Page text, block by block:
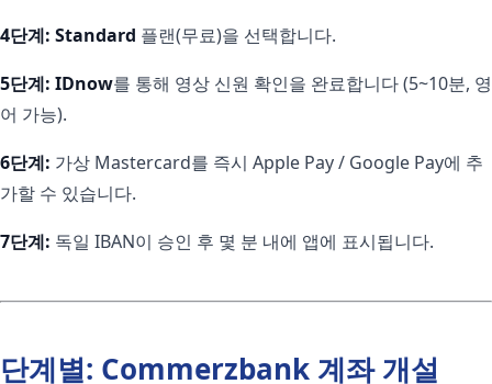
4단계: Standard 플랜(무료)을 선택합니다.
5단계: IDnow를 통해 영상 신원 확인을 완료합니다 (5~10분, 영
어 가능).
6단계: 가상 Mastercard를 즉시 Apple Pay / Google Pay에 추
가할 수 있습니다.
7단계: 독일 IBAN이 승인 후 몇 분 내에 앱에 표시됩니다.
단계별: Commerzbank 계좌 개설